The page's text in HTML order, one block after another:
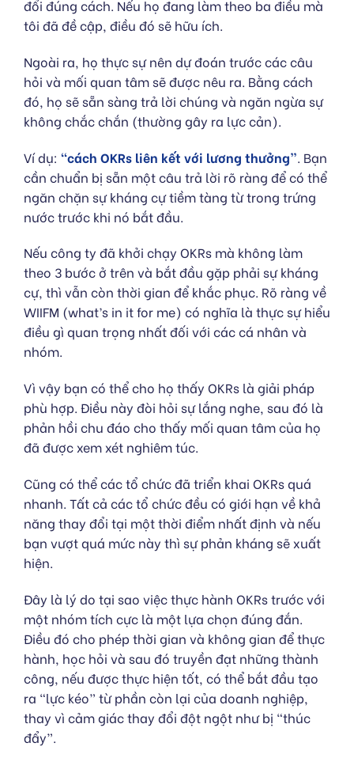
đổi đúng cách. Nếu họ đang làm theo ba điều mà
tôi đã đề cập, điều đó sẽ hữu ích.
Ngoài ra, họ thực sự nên dự đoán trước các câu
hỏi và mối quan tâm sẽ được nêu ra. Bằng cách
đó, họ sẽ sẵn sàng trả lời chúng và ngăn ngừa sự
không chắc chắn (thường gây ra lực cản).
Ví dụ: “cách OKRs liên kết với lương thưởng”. Bạn
cần chuẩn bị sẵn một câu trả lời rõ ràng để có thể
ngăn chặn sự kháng cự tiềm tàng từ trong trứng
nước trước khi nó bắt đầu.
Nếu công ty đã khởi chạy OKRs mà không làm
theo 3 bước ở trên và bắt đầu gặp phải sự kháng
cự, thì vẫn còn thời gian để khắc phục. Rõ ràng về
WIIFM (what’s in it for me) có nghĩa là thực sự hiểu
điều gì quan trọng nhất đối với các cá nhân và
nhóm.
Vì vậy bạn có thể cho họ thấy OKRs là giải pháp
phù hợp. Điều này đòi hỏi sự lắng nghe, sau đó là
phản hồi chu đáo cho thấy mối quan tâm của họ
đã được xem xét nghiêm túc.
Cũng có thể các tổ chức đã triển khai OKRs quá
nhanh. Tất cả các tổ chức đều có giới hạn về khả
năng thay đổi tại một thời điểm nhất định và nếu
bạn vượt quá mức này thì sự phản kháng sẽ xuất
hiện.
Đây là lý do tại sao việc thực hành OKRs trước với
một nhóm tích cực là một lựa chọn đúng đắn.
Điều đó cho phép thời gian và không gian để thực
hành, học hỏi và sau đó truyền đạt những thành
công, nếu được thực hiện tốt, có thể bắt đầu tạo
ra “lực kéo” từ phần còn lại của doanh nghiệp,
thay vì cảm giác thay đổi đột ngột như bị “thúc
đẩy”.